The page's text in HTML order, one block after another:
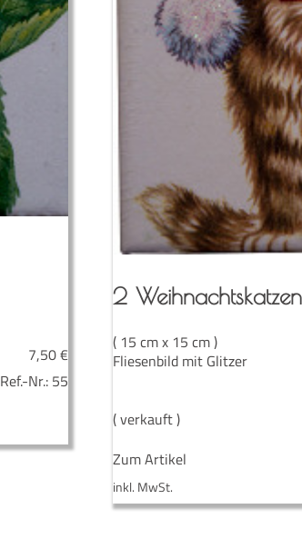
7,50€
Ref.-Nr.: 55
2 Weih­nachts­kat­zen
( 15 cm x 15 cm )
Fliesenbild mit Glitzer
( verkauft )
Zum Artikel
inkl. MwSt.